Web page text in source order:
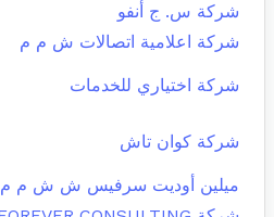
شركة س. ج أنفو
شركة اعلامية اتصالات ش م م
شركة اختياري للخدمات
شركة كوان تاش
ميلين أوديت سرفيس ش ش م م